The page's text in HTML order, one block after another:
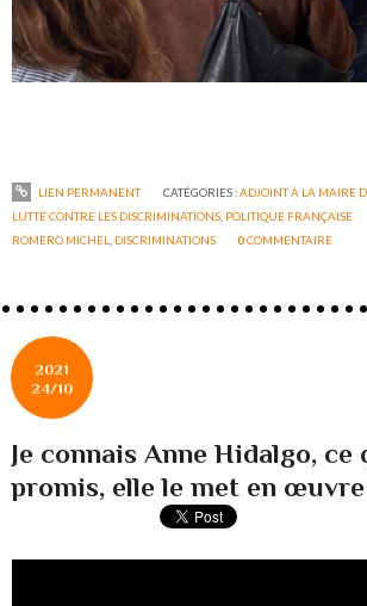
LIEN PERMANENT CATÉGORIES :ADJOINT À LA MAIRE
LUTTE CONTRE LES DISCRIMINATIONS POLITIQUE FRANÇAISE
ROMERO MICHEL
DISCRIMINATIONS 0COMMENTAIRE
2021
24/10
Je connais Anne Hidalgo, ce
promis, elle le met en